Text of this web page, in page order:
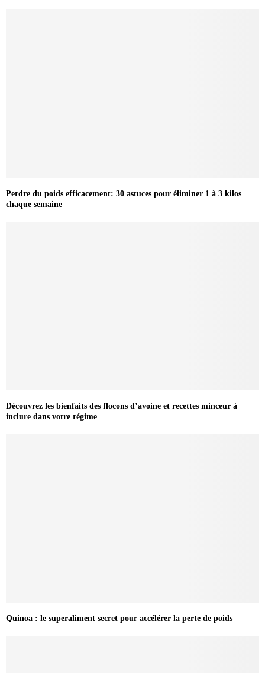
Perdre du poids efficacement: 30 astuces pour éliminer 1 à 3 kilos
chaque semaine
Découvrez les bienfaits des flocons d’avoine et recettes minceur à
inclure dans votre régime
Quinoa : le superaliment secret pour accélérer la perte de poids